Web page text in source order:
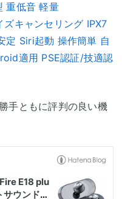
重低音 軽量
キャンセリング IPX7
定 Siri起動 操作簡単 自
適用 PSE認証/技適認
手ともに評判の良い機